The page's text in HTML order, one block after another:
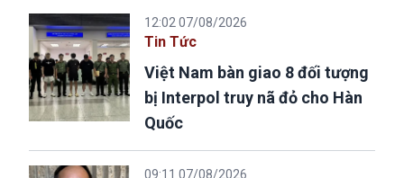
12:02 07/08/2026
Tin Tức
Việt Nam bàn giao 8 đối tượng
bị Interpol truy nã đỏ cho Hàn
Quốc
09:11 07/08/2026